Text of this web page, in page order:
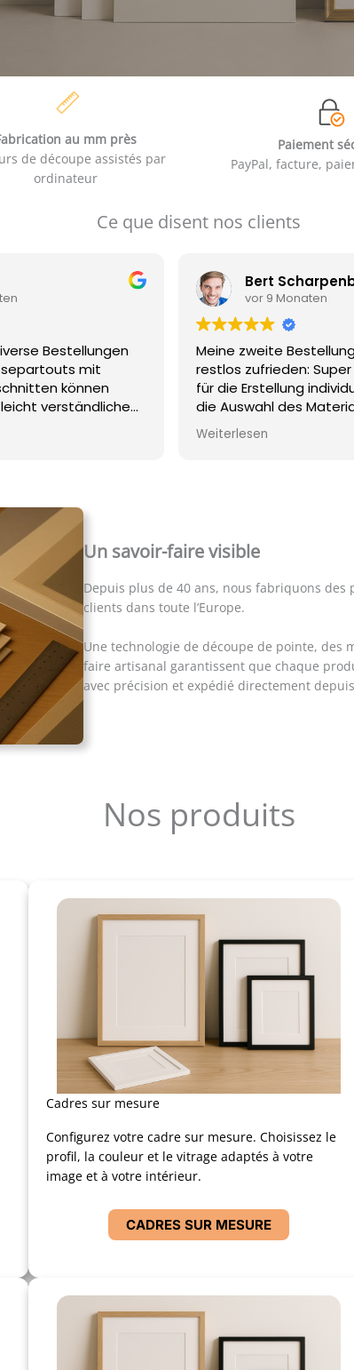
au mm près
de découpe assistés par
ordinateur
Paiement
PayPal, facture,
Ce que disent nos clients
Bestellungen
mit
können
verständlichen
Die
auch mit
stehts schnell und
Werkstatt ist für
wenns um ein
alles drum herum
Bert
vor 9 Monaten
Meine zweite
restlos zufrieden:
für die Erstellung
die Auswahl des
Kommunikation via E-
Status, erstklassige
Weiterlesen
Un savoir-faire visible
Depuis plus de 40 ans, nous fabriquons
clients dans toute l’Europe.
Une technologie de découpe de pointe,
faire artisanal garantissent que chaque
avec précision et expédié directement
Nos produits
Cadres sur mesure
Configurez votre cadre sur mesure. Choisissez le
profil, la couleur et le vitrage adaptés à votre
image et à votre intérieur.
CADRES SUR MESURE